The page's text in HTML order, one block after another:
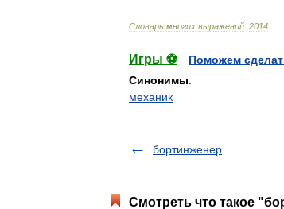
Словарь многих выражений 2014
Игры ⚽
Поможем
Синонимы:
механик
бортинженер
Смотреть что такое